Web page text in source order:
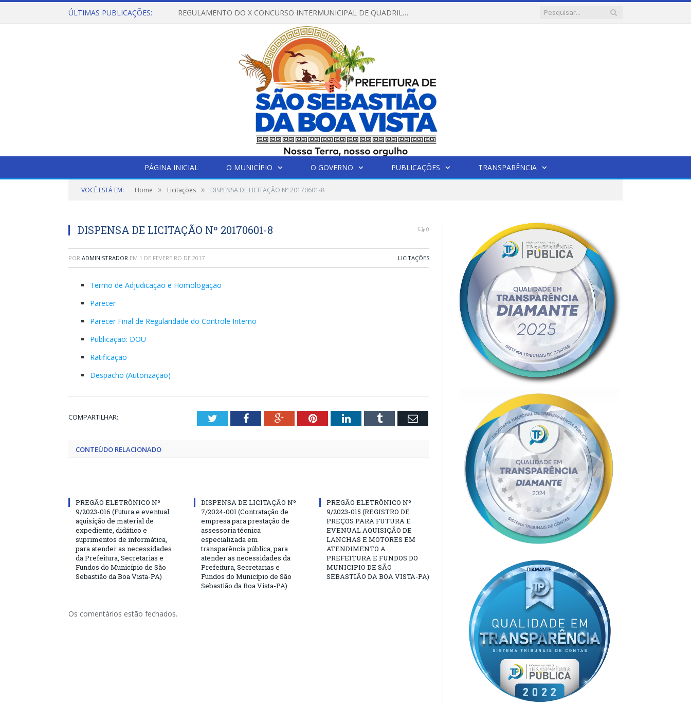
ÚLTIMAS PUBLICAÇÕES: REGULAMENTO DO X CONCURSO INTERMUNICIPAL DE QUADRILHAS JUNINAS – 2026 – ARRAIÁ DA VENEZA
PÁGINA INICIAL O MUNICÍPIO O GOVERNO PUBLICAÇÕES TRANSPARÊNCIA
VOCÊ ESTÁ EM: Home » Licitações » DISPENSA DE LICITAÇÃO Nº 20170601-8
DISPENSA DE LICITAÇÃO Nº 20170601-8 0
POR ADMINISTRADOR EM 1 DE FEVEREIRO DE 2017 LICITAÇÕES
Termo de Adjudicação e Homologação
Parecer
Parecer Final de Regularidade do Controle Interno
Publicação: DOU
Ratificação
Despacho (Autorização)
COMPARTILHAR: TwitterFacebookGoogle+PinterestLinkedInTumblr Email
CONTEÚDO RELACIONADO
PREGÃO ELETRÔNICO Nº
9/2023-016 (Futura e eventual
aquisição de material de
expediente, didático e
suprimentos de informática,
para atender as necessidades
da Prefeitura, Secretarias e
Fundos do Município de São
Sebastião da Boa Vista-PA)
DISPENSA DE LICITAÇÃO Nº
7/2024-001 (Contratação de
empresa para prestação de
assessoria técnica
especializada em
transparência pública, para
atender as necessidades da
Prefeitura, Secretarias e
Fundos do Município de São
Sebastião da Boa Vista-PA)
PREGÃO ELETRÔNICO Nº
9/2023-015 (REGISTRO DE
PREÇOS PARA FUTURA E
EVENUAL AQUISIÇÃO DE
LANCHAS E MOTORES EM
ATENDIMENTO A
PREFEITURA E FUNDOS DO
MUNICIPIO DE SÃO
SEBASTIÃO DA BOA VISTA-PA)
Os comentários estão fechados.